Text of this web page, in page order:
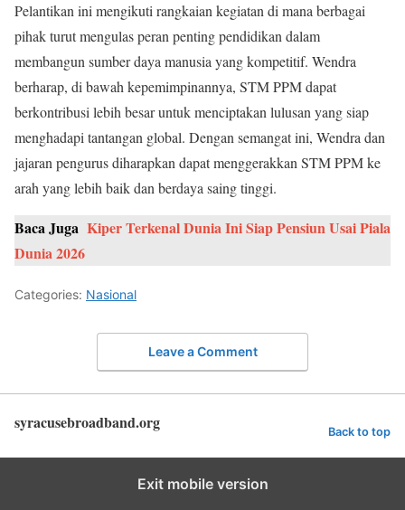
Pelantikan ini mengikuti rangkaian kegiatan di mana berbagai
pihak turut mengulas peran penting pendidikan dalam
membangun sumber daya manusia yang kompetitif. Wendra
berharap, di bawah kepemimpinannya, STM PPM dapat
berkontribusi lebih besar untuk menciptakan lulusan yang siap
menghadapi tantangan global. Dengan semangat ini, Wendra dan
jajaran pengurus diharapkan dapat menggerakkan STM PPM ke
arah yang lebih baik dan berdaya saing tinggi.
Baca Juga Kiper Terkenal Dunia Ini Siap Pensiun Usai Piala
Dunia 2026
Categories: Nasional
Leave a Comment
syracusebroadband.org Back to top
Exit mobile version